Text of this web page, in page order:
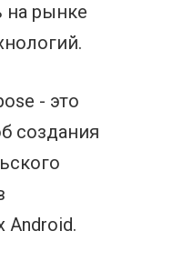
на рынке
- это
создания
Android.